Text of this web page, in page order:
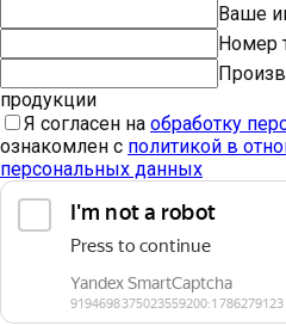
Ваше
Номер
продукции
Я согласен на обработку
ознакомлен с политикой в
персональных данных